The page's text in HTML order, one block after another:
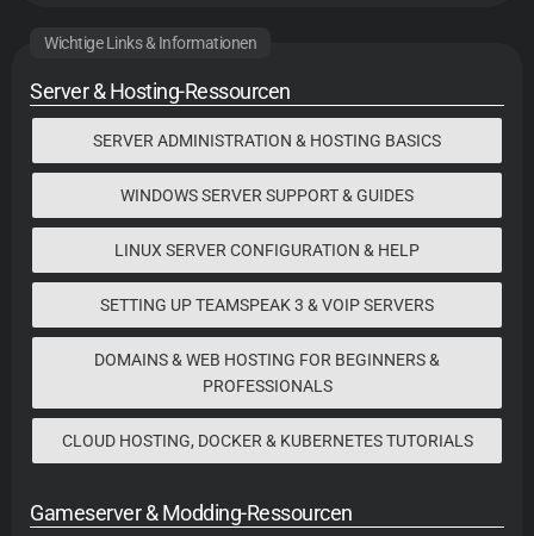
Wichtige Links & Informationen
Server & Hosting-Ressourcen
SERVER ADMINISTRATION & HOSTING BASICS
WINDOWS SERVER SUPPORT & GUIDES
LINUX SERVER CONFIGURATION & HELP
SETTING UP TEAMSPEAK 3 & VOIP SERVERS
DOMAINS & WEB HOSTING FOR BEGINNERS &
PROFESSIONALS
CLOUD HOSTING, DOCKER & KUBERNETES TUTORIALS
Gameserver & Modding-Ressourcen